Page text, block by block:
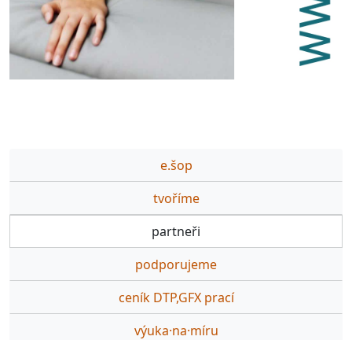
e.šop
tvoříme
partneři
podporujeme
ceník DTP,GFX prací
výuka·na·míru